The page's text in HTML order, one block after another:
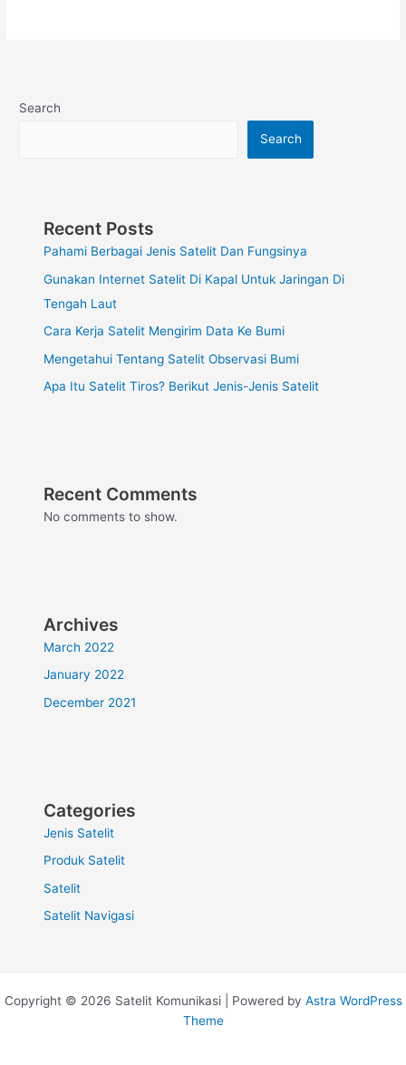
Search
Search
Recent Posts
Pahami Berbagai Jenis Satelit Dan Fungsinya
Gunakan Internet Satelit Di Kapal Untuk Jaringan Di
Tengah Laut
Cara Kerja Satelit Mengirim Data Ke Bumi
Mengetahui Tentang Satelit Observasi Bumi
Apa Itu Satelit Tiros? Berikut Jenis-Jenis Satelit
Recent Comments
No comments to show.
Archives
March 2022
January 2022
December 2021
Categories
Jenis Satelit
Produk Satelit
Satelit
Satelit Navigasi
Copyright © 2026 Satelit Komunikasi | Powered by Astra WordPress
Theme